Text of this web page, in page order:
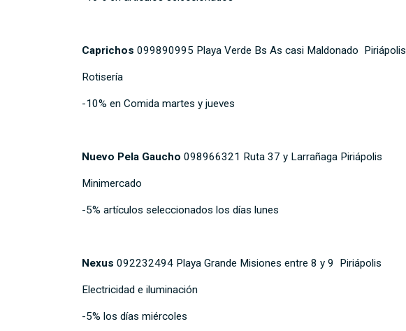
Caprichos 099890995 Playa Verde Bs As casi Maldonado Piriápolis
Rotisería
-10% en Comida martes y jueves
Nuevo Pela Gaucho 098966321 Ruta 37 y Larrañaga Piriápolis
Minimercado
-5% artículos seleccionados los días lunes
Nexus 092232494 Playa Grande Misiones entre 8 y 9 Piriápolis
Electricidad e iluminación
-5% los días miércoles